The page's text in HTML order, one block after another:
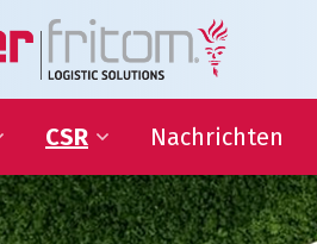
CSR
Nachhaltigkeitsziele
QHSE
Nachrichten